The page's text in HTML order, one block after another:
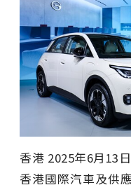
香港 2025年6月13日
香港國際汽車及供